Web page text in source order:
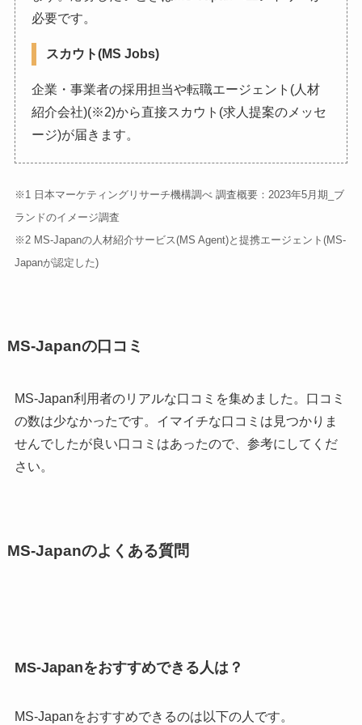
必要です。
スカウト(MS Jobs)
企業・事業者の採用担当や転職エージェント(人材
紹介会社)(※2)から直接スカウト(求人提案のメッセ
ージ)が届きます。
※1 日本マーケティングリサーチ機構調べ 調査概要：2023年5月期_ブ
ランドのイメージ調査
※2 MS-Japanの人材紹介サービス(MS Agent)と提携エージェント(MS-
Japanが認定した)
MS-Japanの口コミ
MS-Japan利用者のリアルな口コミを集めました。口コミ
の数は少なかったです。イマイチな口コミは見つかりま
せんでしたが良い口コミはあったので、参考にしてくだ
さい。
MS-Japanのよくある質問
MS-Japanをおすすめできる人は？
MS-Japanをおすすめできるのは以下の人です。